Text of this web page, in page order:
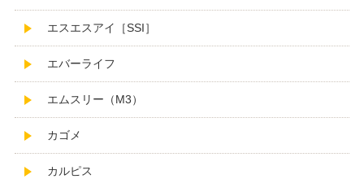
エスエスアイ［SSI］
エバーライフ
エムスリー（M3）
カゴメ
カルピス